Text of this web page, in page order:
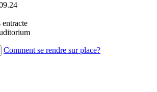
entracte
Comment se rendre sur place?